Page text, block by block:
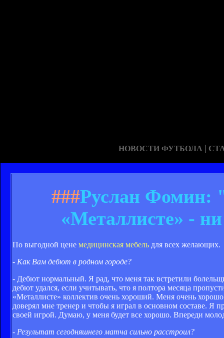
НОВОСТИ ФУТБОЛА |
###Руслан Фомин:
«Металлисте» -
По выгодной цене медицинская мебель для всех желающих.
- Как Вам дебют в родном городе?
- Дебют нормальный. Я рад, что меня так встретили
дебют удался, если учитывать, что я полтора месяца
«Металлисте» коллектив очень хороший. Меня очень
доверял мне тренер и чтобы я играл в основном составе. Я
своей игрой. Думаю, у меня будет все хорошо. Впереди
- Результат сегодняшнего матча сильно расстроил?